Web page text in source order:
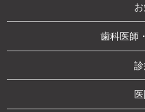
歯科医師